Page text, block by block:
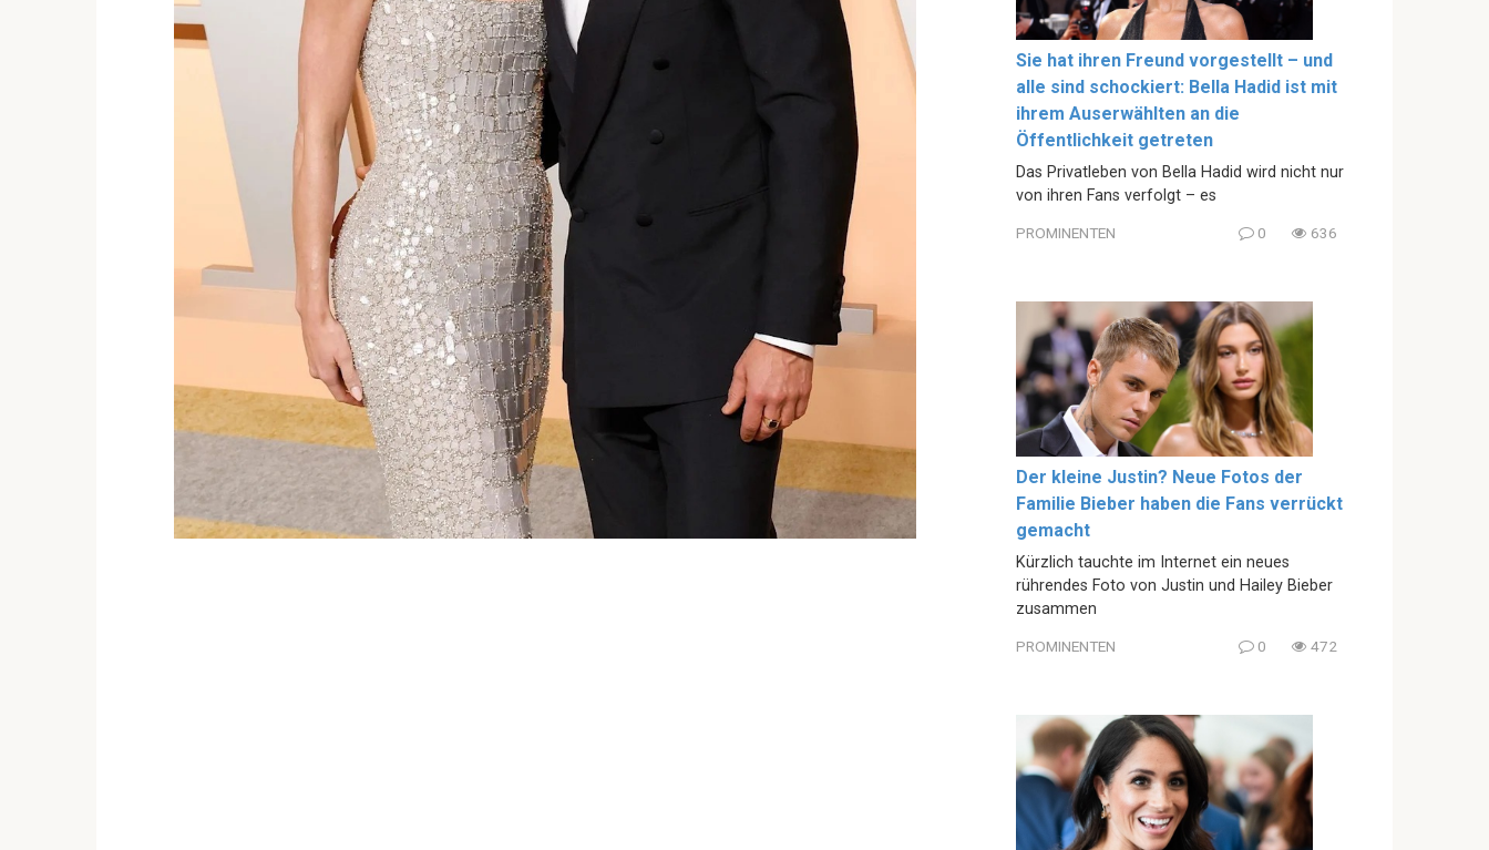
Sie hat ihren Freund vorgestellt – und
alle sind schockiert: Bella Hadid ist mit
ihrem Auserwählten an die
Öffentlichkeit getreten
Das Privatleben von Bella Hadid wird nicht nur
von ihren Fans verfolgt – es
PROMINENTEN 0 636
Der kleine Justin? Neue Fotos der
Familie Bieber haben die Fans verrückt
gemacht
Kürzlich tauchte im Internet ein neues
rührendes Foto von Justin und Hailey Bieber
zusammen
PROMINENTEN 0 472